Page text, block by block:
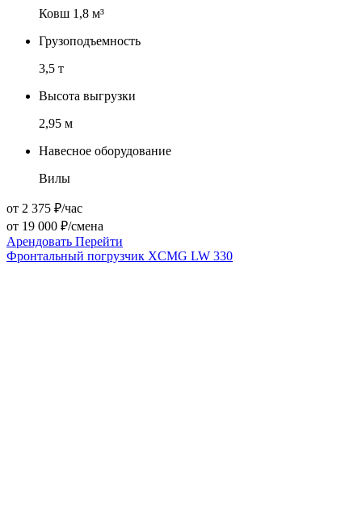
Ковш 1,8 м³
Грузоподъемность
3,5 т
Высота выгрузки
2,95 м
Навесное оборудование
Вилы
от 2 375 ₽/час
от 19 000 ₽/смена
Арендовать Перейти
Фронтальный погрузчик XCMG LW 330